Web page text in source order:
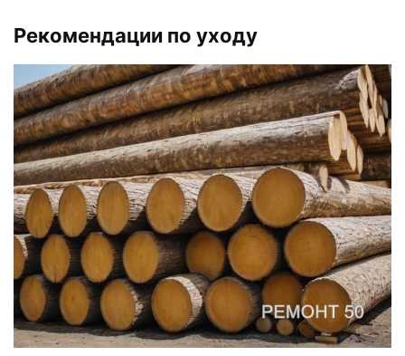
Рекомендации по уходу